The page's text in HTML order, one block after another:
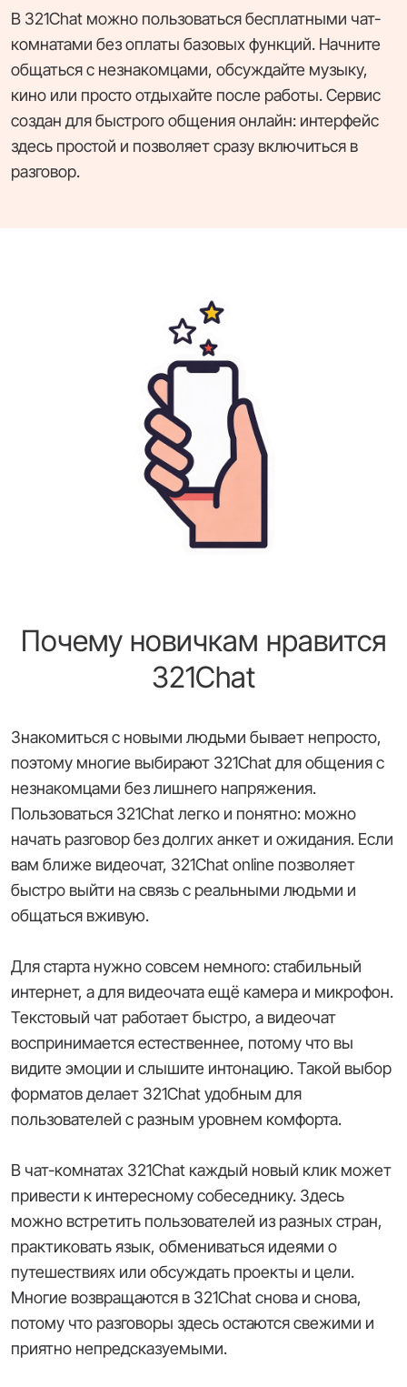
В 321Chat можно пользоваться бесплатными чат-
комнатами без оплаты базовых функций. Начните
общаться с незнакомцами, обсуждайте музыку,
кино или просто отдыхайте после работы. Сервис
создан для быстрого общения онлайн: интерфейс
здесь простой и позволяет сразу включиться в
разговор.
Почему новичкам нравится
321Chat
Знакомиться с новыми людьми бывает непросто,
поэтому многие выбирают 321Chat для общения с
незнакомцами без лишнего напряжения.
Пользоваться 321Chat легко и понятно: можно
начать разговор без долгих анкет и ожидания. Если
вам ближе видеочат, 321Chat online позволяет
быстро выйти на связь с реальными людьми и
общаться вживую.
Для старта нужно совсем немного: стабильный
интернет, а для видеочата ещё камера и микрофон.
Текстовый чат работает быстро, а видеочат
воспринимается естественнее, потому что вы
видите эмоции и слышите интонацию. Такой выбор
форматов делает 321Chat удобным для
пользователей с разным уровнем комфорта.
В чат-комнатах 321Chat каждый новый клик может
привести к интересному собеседнику. Здесь
можно встретить пользователей из разных стран,
практиковать язык, обмениваться идеями о
путешествиях или обсуждать проекты и цели.
Многие возвращаются в 321Chat снова и снова,
потому что разговоры здесь остаются свежими и
приятно непредсказуемыми.